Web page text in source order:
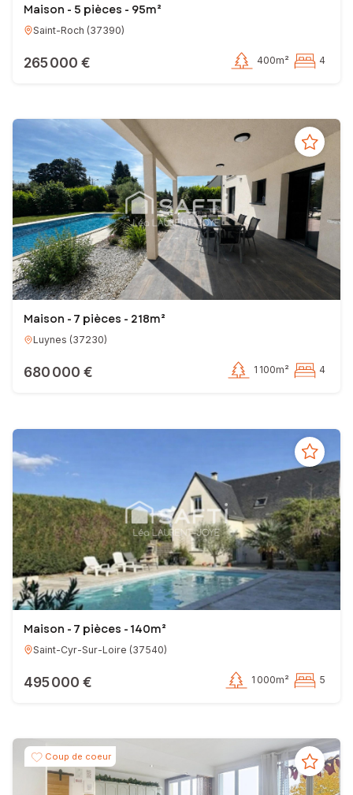
Maison - 5 pièces - 95m²
Saint-Roch (37390)
265 000 € 400m² 4
Maison - 7 pièces - 218m²
Luynes (37230)
680 000 € 1 100m² 4
Maison - 7 pièces - 140m²
Saint-Cyr-Sur-Loire (37540)
495 000 € 1 000m² 5
Coup de coeur